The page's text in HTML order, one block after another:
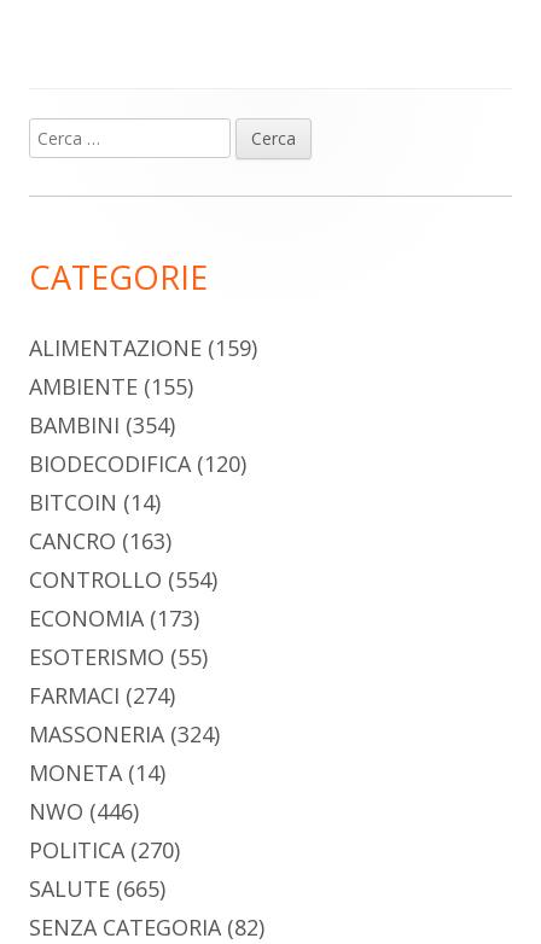
Barra
laterale
Ricerca
per:
CATEGORIE
ALIMENTAZIONE (159)
AMBIENTE (155)
BAMBINI (354)
BIODECODIFICA(120)
BITCOIN (14)
CANCRO (163)
CONTROLLO (554)
ECONOMIA(173)
ESOTERISMO (55)
FARMACI (274)
MASSONERIA(324)
MONETA(14)
NWO (446)
POLITICA(270)
SALUTE (665)
SENZA CATEGORIA(82)